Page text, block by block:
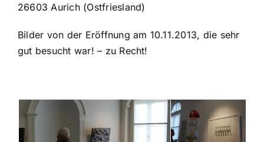
26603 Aurich (Ostfriesland)
Bilder von der Eröffnung am 10.11.2013, die sehr
gut besucht war! – zu Recht!